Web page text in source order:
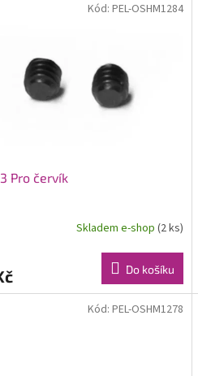
Pro červík
Skladem e-shop (2 ks)
Do košíku
Kód: PEL-OSHM1284
Kód: PEL-OSHM1278